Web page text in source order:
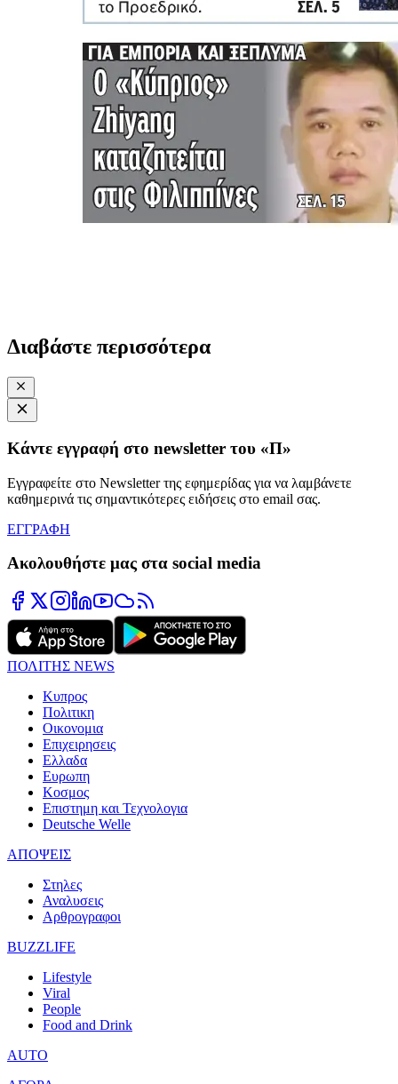
Διαβάστε περισσότερα
Κάντε εγγραφή στο newsletter του «Π»
Εγγραφείτε στο Newsletter της εφημερίδας για να λαμβάνετε
καθημερινά τις σημαντικότερες ειδήσεις στο email σας.
ΕΓΓΡΑΦΗ
Ακολουθήστε μας στα social media
ΠΟΛΙΤΗΣ NEWS
Κυπρος
Πολιτικη
Οικονομια
Επιχειρησεις
Ελλαδα
Ευρωπη
Κοσμος
Επιστημη και Τεχνολογια
Deutsche Welle
ΑΠΟΨΕΙΣ
Στηλες
Αναλυσεις
Αρθρογραφοι
BUZZLIFE
Lifestyle
Viral
People
Food and Drink
AUTO